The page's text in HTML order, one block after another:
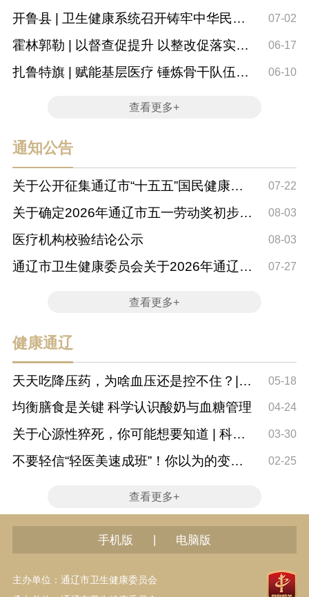
地惠民
开鲁县 | 卫生健康系统召开铸牢中华民族
共同体意识...
07-02
霍林郭勒 | 以督查促提升 以整改促落实—
扎实推进...
06-17
扎鲁特旗 | 赋能基层医疗 锤炼骨干队伍
06-10
查看更多+
通知公告
关于公开征集通辽市“十五五”国民健康规
划意见建...
07-22
关于确定2026年通辽市五一劳动奖初步推
荐对象的公示
08-03
医疗机构校验结论公示 08-03
通辽市卫生健康委员会关于2026年通辽市
07-27
查看更多+
健康通辽
天天吃降压药，为啥血压还是控不住？|
科普时间
05-18
均衡膳食是关键 科学认识酸奶与血糖管理 04-24
关于心源性猝死，你可能想要知道 | 科普
时间
03-30
不要轻信“轻医美速成班”！你以为的变美
02-25
查看更多+
手机版 电脑版
主办单位：通辽市卫生健康委员会